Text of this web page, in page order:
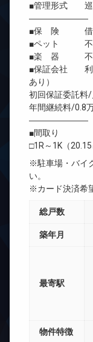
■管理形式 巡
―――――――
■保 険 借家
■ペット 不
■楽 器 不
■保証会社 利
あり）
初回保証委託料
年間継続料/0.8
―――――――
■間取り
□1R～1K（20.15
※駐車場・バイ
い。
※カード決済希
総戸数
築年月
最寄駅
物件特徴